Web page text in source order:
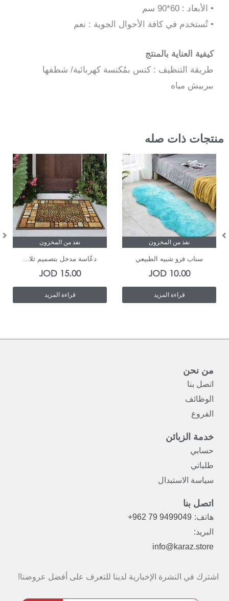
• الأبعاد : 60*90 سم
• تُستخدم في كافة الأحوال الجوية : نعم
كيفية العناية بالمنتج
طريقة التنظيف : كنس بمُكنسة كهربائية/ شطفها
ببربيش مياه
منتجات ذات صله
نفذ من المخزون
سناب فرو شبيه الطبيعي
10.00
JOD
قراءة المزيد
نفذ من المخزون
دعّاسة مدخل بتصميم ثلا...
15.00
JOD
قراءة المزيد
من نحن
اتصل بنا
الوظائف
الفروع
خدمة الزبائن
حسابي
طلباتي
سياسة الاستبدال
اتصل بنا
هاتف: +962 79 9499049
البريد:
info@karaz.store
اشترك في النشرة الإخبارية لدينا للتعرف على أفضل عروضنا!